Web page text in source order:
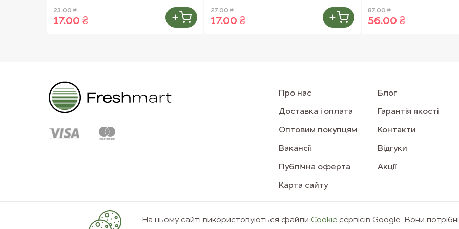
23.00 ₴
17.00 ₴
27.00 ₴
17.00 ₴
87.00 ₴
56.00 ₴
Про нас Блог
Доставка і оплата Гарантія якості
Оптовим покупцям Контакти
Вакансії Відгуки
Публічна оферта Акції
Карта сайту
На цьому сайті використовуються файлиСookie сервісів Google. Вони